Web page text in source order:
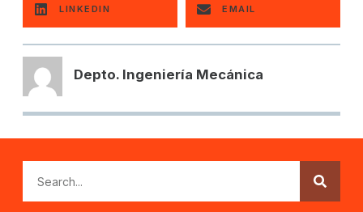
LINKEDIN EMAIL
Depto. Ingeniería Mecánica